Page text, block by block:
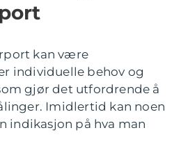
kan være
individuelle behov og
gjør det utfordrende å
Imidlertid kan noen
indikasjon på hva man